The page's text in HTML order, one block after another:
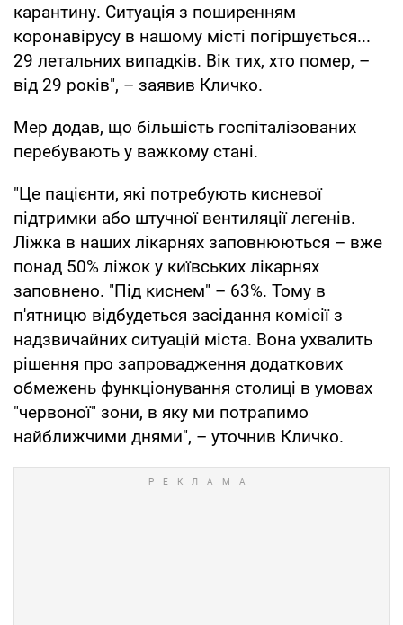
карантину. Ситуація з поширенням
коронавірусу в нашому місті погіршується...
29 летальних випадків. Вік тих, хто помер, –
від 29 років", – заявив Кличко.
Мер додав, що більшість госпіталізованих
перебувають у важкому стані.
"Це пацієнти, які потребують кисневої
підтримки або штучної вентиляції легенів.
Ліжка в наших лікарнях заповнюються – вже
понад 50% ліжок у київських лікарнях
заповнено. "Під киснем" – 63%. Тому в
п'ятницю відбудеться засідання комісії з
надзвичайних ситуацій міста. Вона ухвалить
рішення про запровадження додаткових
обмежень функціонування столиці в умовах
"червоної" зони, в яку ми потрапимо
найближчими днями", – уточнив Кличко.